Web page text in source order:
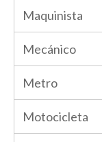
Maquinista
Mecánico
Metro
Motocicleta